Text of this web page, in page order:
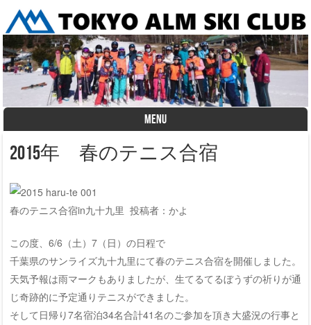
MENU
Skip to content
2015年 春のテニス合宿
春のテニス合宿in九十九里 投稿者：かよ
この度、6/6（土）7（日）の日程で
千葉県のサンライズ九十九里にて春のテニス合宿を開催しました。
天気予報は雨マークもありましたが、生てるてるぼうずの祈りが通
じ奇跡的に予定通りテニスができました。
そして日帰り7名宿泊34名合計41名のご参加を頂き大盛況の行事と